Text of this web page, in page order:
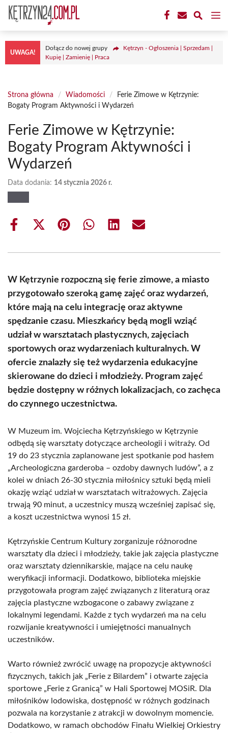
Przejdź
treści
UWAGA!
Dołącz do nowej grupy
Kętrzyn - Ogłoszenia | Sprzedam |
Kupię | Zamienię | Praca
Strona główna / Wiadomości /
Ferie Zimowe w Kętrzynie:
Bogaty Program Aktywności i Wydarzeń
Ferie Zimowe w Kętrzynie:
Bogaty Program Aktywności i
Wydarzeń
Data dodania: 14 stycznia 2026 r.
Share
Share
(Twitter)
Share Share Share Share
W Kętrzynie rozpoczną się ferie zimowe, a miasto
przygotowało szeroką gamę zajęć oraz wydarzeń,
które mają na celu integrację oraz aktywne
spędzanie czasu. Mieszkańcy będą mogli wziąć
udział w warsztatach plastycznych, zajęciach
sportowych oraz wydarzeniach kulturalnych. W
ofercie znalazły się też wydarzenia edukacyjne
skierowane do dzieci i młodzieży. Program zajęć
będzie dostępny w różnych lokalizacjach, co zachęca
do czynnego uczestnictwa.
W Muzeum im. Wojciecha Kętrzyńskiego w Kętrzynie
odbędą się warsztaty dotyczące archeologii i witraży. Od
19 do 23 stycznia zaplanowane jest spotkanie pod hasłem
„Archeologiczna garderoba – ozdoby dawnych ludów”, a z
kolei w dniach 26-30 stycznia miłośnicy sztuki będą mieli
okazję wziąć udział w warsztatach witrażowych. Zajęcia
trwają 90 minut, a uczestnicy muszą wcześniej zapisać się,
a koszt uczestnictwa wynosi 15 zł.
Kętrzyńskie Centrum Kultury zorganizuje różnorodne
warsztaty dla dzieci i młodzieży, takie jak zajęcia plastyczne
oraz warsztaty dziennikarskie, mające na celu naukę
weryfikacji informacji. Dodatkowo, biblioteka miejskie
przygotowała program zajęć związanych z literaturą oraz
zajęcia plastyczne wzbogacone o zabawy związane z
lokalnymi legendami. Każde z tych wydarzeń ma na celu
rozwijanie kreatywności i umiejętności manualnych
uczestników.
Warto również zwrócić uwagę na propozycje aktywności
fizycznych, takich jak „Ferie z Bilardem” i otwarte zajęcia
sportowe „Ferie z Granicą” w Hali Sportowej MOSiR. Dla
miłośników lodowiska, dostępność w różnych godzinach
pozwala na korzystanie z atrakcji w dowolnym momencie.
Dodatkowo, w ramach obchodów Finału Wielkiej Orkiestry